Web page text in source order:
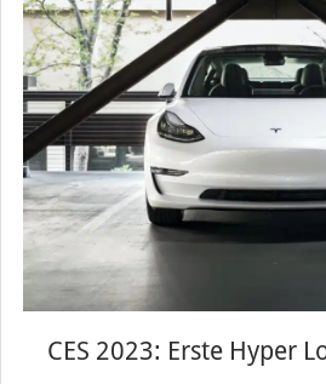
CES 2023: Erste Hyper